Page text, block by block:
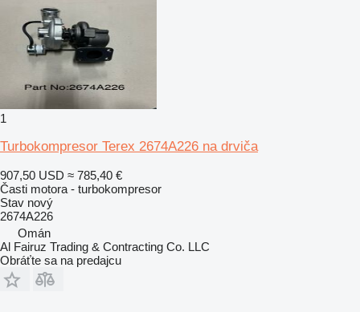
1
Turbokompresor Terex 2674A226 na drviča
907,50 USD ≈ 785,40 €
Časti motora - turbokompresor
Stav nový
2674A226
Omán
Al Fairuz Trading & Contracting Co. LLC
Obráťte sa na predajcu